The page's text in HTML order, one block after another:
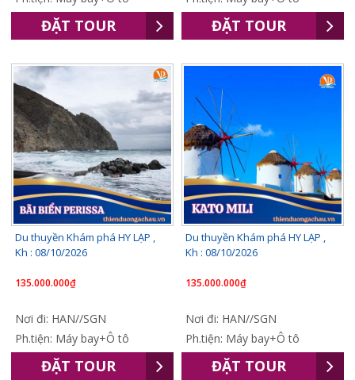
ĐẶT TOUR ĐẶT TOUR
Du thuyền Khám phá HY LẠP ,
Kh : 08/10/2026
135.000.000₫
Nơi đi: HAN//SGN
Ph.tiện: Máy bay+Ô tô
ĐẶT TOUR
Du thuyền Khám phá HY LẠP ,
Kh : 08/10/2026
135.000.000₫
Nơi đi: HAN//SGN
Ph.tiện: Máy bay+Ô tô
ĐẶT TOUR